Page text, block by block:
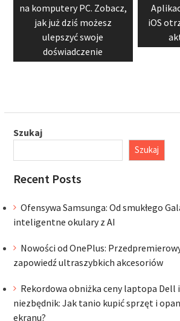
na komputery PC. Zobacz,
jak już dziś możesz
ulepszyć swoje
doświadczenie
iOS
Szukaj
Szukaj
Recent Posts
Ofensywa Samsunga: Od smukłego
inteligentne okulary z AI
Nowości od OnePlus:
zapowiedź ultraszybkich akcesoriów
Rekordowa obniżka ceny laptopa Dell
niezbędnik: Jak tanio kupić sprzęt i
ekranu?